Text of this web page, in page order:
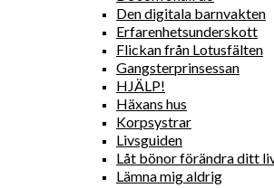
Den digitala barnvakten
Erfarenhetsunderskott
Flickan från Lotusfälten
Gangsterprinsessan
HJÄLP!
Häxans hus
Korpsystrar
Livsguiden
Låt bönor förändra ditt
Lämna mig aldrig